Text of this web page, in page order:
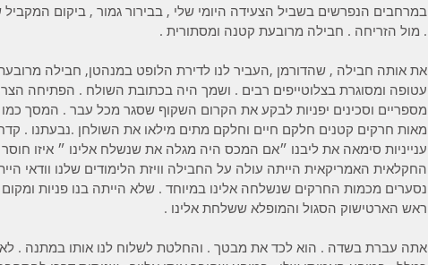
במרחבים הנפרשים בשביל הצעידה היומי שלי , בבירור גמור , ביקום
. מול הזריחה . חבילה מרובעת קטנה ומסתורית .
את אותה חבילה , שהדורמן ,העביר לנו לדירת הלופט במנהטן, חבילה
עטופה ומסוגרת בצלוטייפים רבים . ושמך היה בכתובת השולח . הפתיחה
מספריים וסכינים יפניות לבקע את הקרום השקוף שסגר מכל עבר . המסך
מאות חרקים קטנים חלקם חיים וחלקם מתים מילאו את השולחן .נבעתנו .
ענייניות סימאה את ליבנו ״אם המכס היה מגלה את שנשלח אלינו ״ איזו
החקלאית האמריקאית הייתה עולה על החבילה וויזת הלימודים שלנו וודאי
נסערים מכמות החרקים שנשלחה אלינו במיוחד . שלא הייתה בנו פניות
ראש הארטישוק הסגול והמופלא ששלחת אלינו .
אתה עברת בשדה . הוא לכד את מבטך . והחלטת לשלוח לנו אותו במתנה .